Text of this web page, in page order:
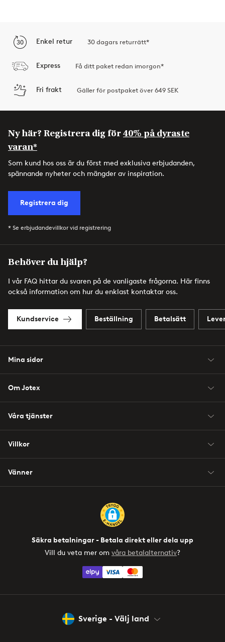
Enkel retur 30 dagars returrätt*
Express Få ditt paket redan imorgon*
Fri frakt Gäller för postpaket över 649 SEK
Ny här? Registrera dig för40% på dyraste
varan*
Som kund hos oss är du först med exklusiva erbjudanden,
spännande nyheter och mängder av inspiration.
Registrera dig
* Se erbjudandevillkor vid registrering
Behöver du hjälp?
I vår FAQ hittar du svaren på de vanligaste frågorna. Här finns
också information om hur du enklast kontaktar oss.
Kundservice Beställning Betalsätt
Mina sidor
Om Jotex
Våra tjänster
Villkor
Vänner
Säkra betalningar - Betala direkt eller dela upp
Vill du veta mer om våra betalalternativ?
elpy
Sverige - Välj land